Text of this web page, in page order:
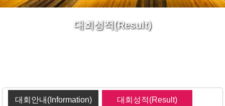
대회성적(Result)
대회안내(Information) 대회성적(Result)